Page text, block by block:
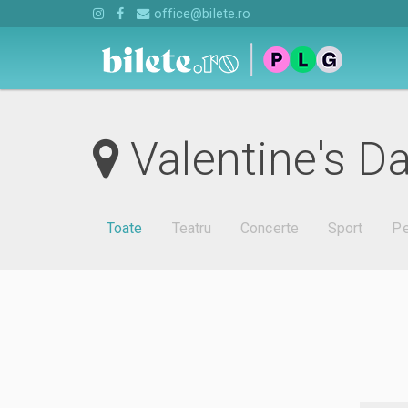
office@bilete.ro
Valentine's
Toate Teatru Concerte Sport